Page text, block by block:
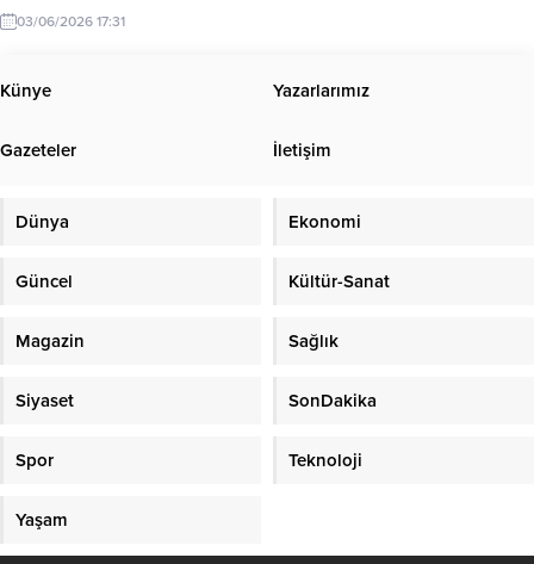
boyunca hazırlamış oldukları
eserler sergilendi. Atatürk Kültür
Öğrenme Sergisi” vatandaşlar
tarafından büyük beğeni topladı.
çalışmalar, adeta bir görsel şölen
Ereğli Cumhuriyet Başsavcısı
03/06/2026 17:31
Künye Yazarlarımız
Gazeteler İletişim
Dünya Ekonomi
Güncel Kültür-Sanat
Magazin Sağlık
Siyaset SonDakika
Spor Teknoloji
Yaşam